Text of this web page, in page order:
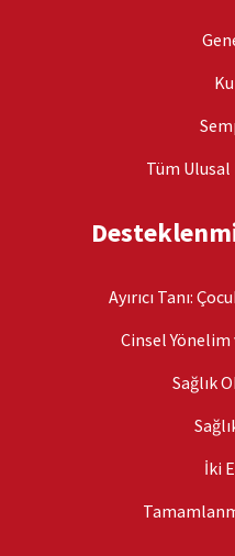
Tüm
Ayırıcı Tanı:
Cinsel
Sağlık
İki